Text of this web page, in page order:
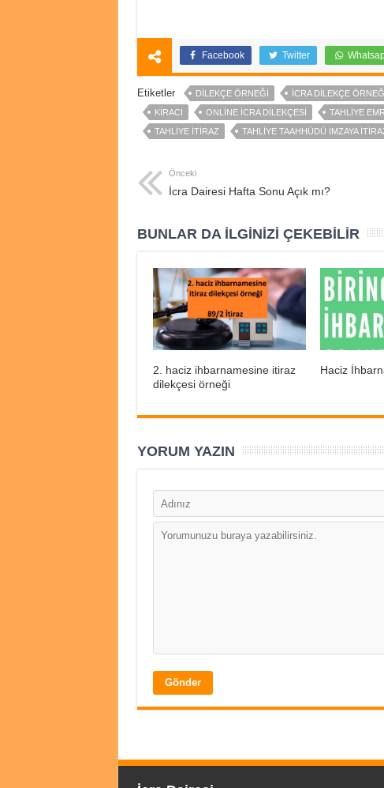
Facebook Twitter
Etiketler DILEKÇE ÖRNEĞI ICRA DILEKÇE ÖRNEĞI
KIRACI
ONLINE ICRA DILEKÇESI TAHLIYE
TAHLIYE ITIRAZ
TAHLIYE TAAHHÜDÜ IMZAYA
Önceki
İcra Dairesi Hafta Sonu Açık mı?
BUNLAR DA İLGINIZI ÇEKEBILIR
2. haciz ihbarnamesine itiraz
dilekçesi örneği
Haciz
YORUM YAZIN